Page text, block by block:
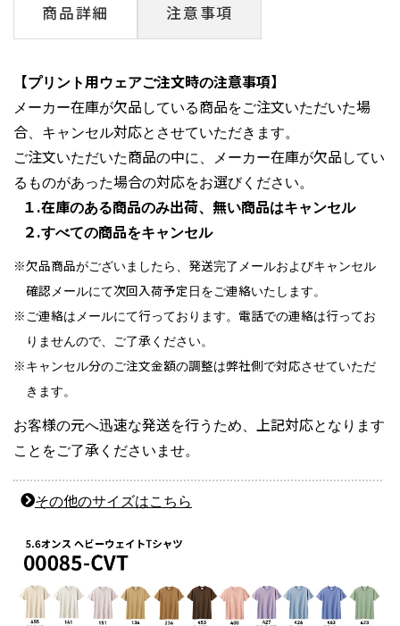
商品詳細 注意事項
【プリント用ウェアご注文時の注意事項】
メーカー在庫が欠品している商品をご注文いただいた場
合、キャンセル対応とさせていただきます。
ご注文いただいた商品の中に、メーカー在庫が欠品してい
るものがあった場合の対応をお選びください。
１.在庫のある商品のみ出荷、無い商品はキャンセル
２.すべての商品をキャンセル
欠品商品がございましたら、発送完了メールおよびキャンセル
確認メールにて次回入荷予定日をご連絡いたします。
ご連絡はメールにて行っております。電話での連絡は行ってお
りませんので、ご了承ください。
キャンセル分のご注文金額の調整は弊社側で対応させていただ
きます。
お客様の元へ迅速な発送を行うため、上記対応となります
ことをご了承くださいませ。
その他のサイズはこちら